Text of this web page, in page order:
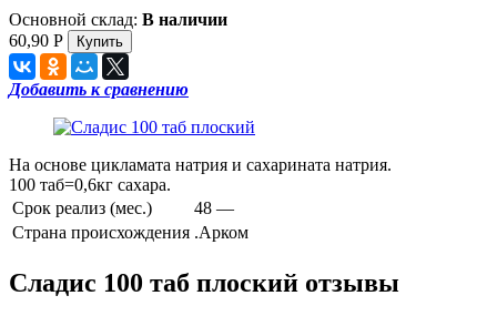
Основной склад: В наличии
60,90 Р
Добавить к сравнению
На основе цикламата натрия и сахарината натрия.
100 таб=0,6кг сахара.
Срок реализ (мес.)
48 —
Страна происхождения .Арком
Сладис 100 таб плоский отзывы